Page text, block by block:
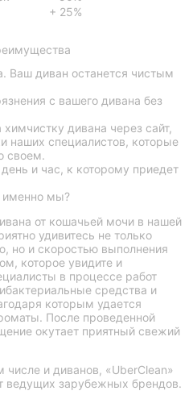
+ 25%
Ваш диван останется чистым
с вашего дивана без
дивана через сайт,
наших специалистов, которые
своем.
и час, к которому приедет
мы?
от кошачьей мочи в нашей
удивитесь не только
но и скоростью выполнения
которое увидите и
в процессе работ
средства и
которым удается
После проведенной
окутает приятный свежий
и диванов, «UberClean»
ведущих зарубежных брендов.